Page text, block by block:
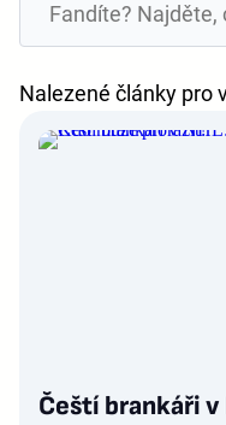
Nalezené články pro
Čeští brankáři v